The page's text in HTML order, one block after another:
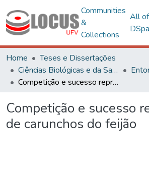
Communities
&
Collections
All of
Home
Teses e Dissertações
Ciências Biológicas e da Saúde
Competição e sucesso reprodutivo de carunchos do feijão
Competição e sucesso
de carunchos do feijão